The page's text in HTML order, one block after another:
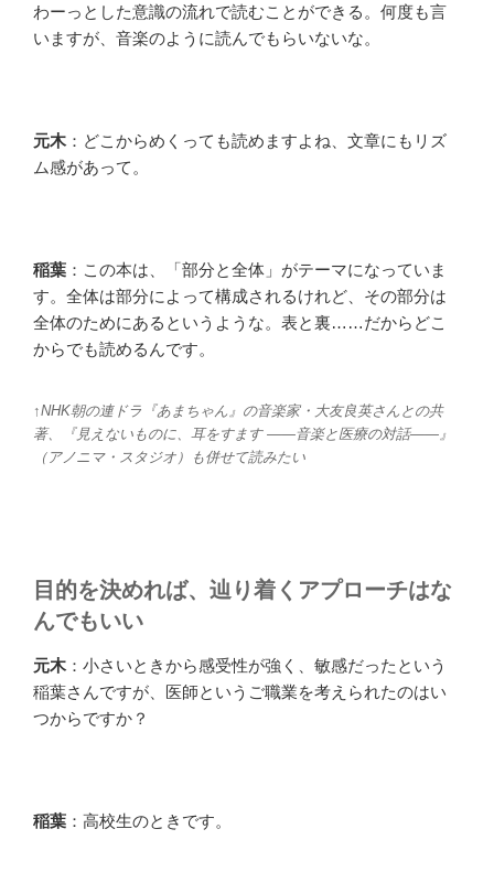
わーっとした意識の流れで読むことができる。何度も言
いますが、音楽のように読んでもらいないな。
元木：どこからめくっても読めますよね、文章にもリズ
ム感があって。
稲葉 ：この本は、「部分と全体」がテーマになっていま
す。全体は部分によって構成されるけれど、その部分は
全体のためにあるというような。表と裏……だからどこ
からでも読めるんです。
↑NHK朝の連ドラ『あまちゃん』の音楽家・大友良英さんとの共
著、『見えないものに、耳をすます ――音楽と医療の対話――』
（アノニマ・スタジオ）も併せて読みたい
目的を決めれば、辿り着くアプローチはな
んでもいい
元木：小さいときから感受性が強く、敏感だったという
稲葉さんですが、医師というご職業を考えられたのはい
つからですか？
稲葉 ：高校生のときです。